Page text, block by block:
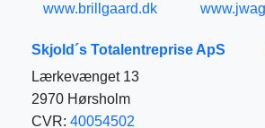
www.brillgaard.dk
Skjold´s Totalentreprise ApS
Lærkevænget 13
2970 Hørsholm
CVR: 40054502